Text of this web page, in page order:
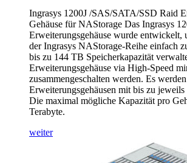
Ingrasys 1200J /SAS/SATA/SSD Raid
Gehäuse für NAStorage Das Ingrasys
Erweiterungsgehäuse wurde entwickelt,
der Ingrasys NAStorage-Reihe einfach
bis zu 144 TB Speicherkapazität
Erweiterungsgehäuse via High-Speed
zusammengeschalten werden. Es
Erweiterungsgehäusen mit bis zu
Die maximal mögliche Kapazität pro
Terabyte.
weiter